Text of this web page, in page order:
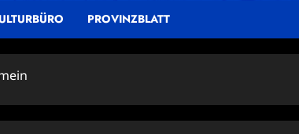
PROVINZBLATT